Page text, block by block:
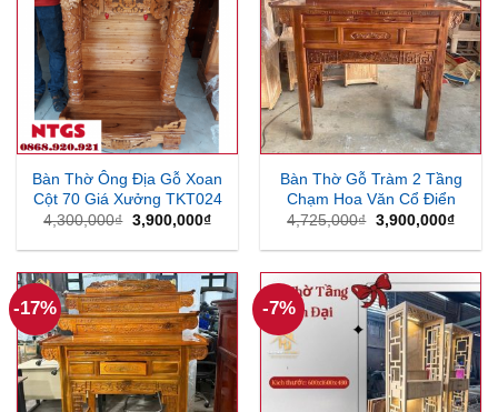
Bàn Thờ Ông Địa Gỗ Xoan
Cột 70 Giá Xưởng TKT024
4,300,000₫ Giá
là:
3,900,000₫Giá
tại
3,900,000₫.
Bàn Thờ Gỗ Tràm 2 Tầng
Chạm Hoa Văn Cổ Điển
4,725,000₫ Giá
là:
3,900,000₫Giá
tại
-17% -7%